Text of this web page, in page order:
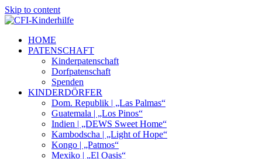
Skip to content
HOME
PATENSCHAFT
Kinderpatenschaft
Dorfpatenschaft
Spenden
KINDERDÖRFER
Dom. Republik | „Las Palmas“
Guatemala | „Los Pinos“
Indien | „DEWS Sweet Home“
Kambodscha | „Light of Hope“
Kongo | „Patmos“
Mexiko | „El Oasis“